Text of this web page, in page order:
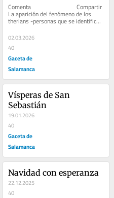
Comenta                              Compartir
La aparición del fenómeno de los
therians -personas que se identifican
psicológica y...
02.03.2026
40
Gaceta de
Salamanca
Vísperas de San
Sebastián
19.01.2026
40
Gaceta de
Salamanca
Navidad con esperanza
22.12.2025
40